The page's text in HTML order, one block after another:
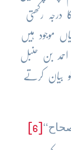
رکھتی
موجود ہیں
احمد بن حنبل
بیان کرتے